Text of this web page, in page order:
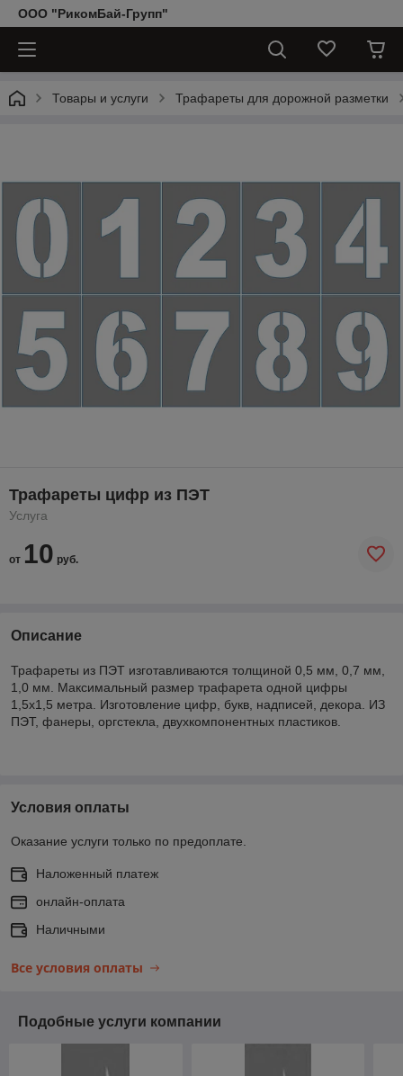
ООО "РикомБай-Групп"
Товары и услуги Трафареты для дорожной разметки
Трафареты цифр из ПЭТ
Услуга
от 10 руб.
Описание
Трафареты из ПЭТ изготавливаются толщиной 0,5 мм, 0,7 мм,
1,0 мм. Максимальный размер трафарета одной цифры
1,5х1,5 метра. Изготовление цифр, букв, надписей, декора. ИЗ
ПЭТ, фанеры, оргстекла, двухкомпонентных пластиков.
Условия оплаты
Оказание услуги только по предоплате.
Наложенный платеж
онлайн-оплата
Наличными
Все условия оплаты
Подобные услуги компании